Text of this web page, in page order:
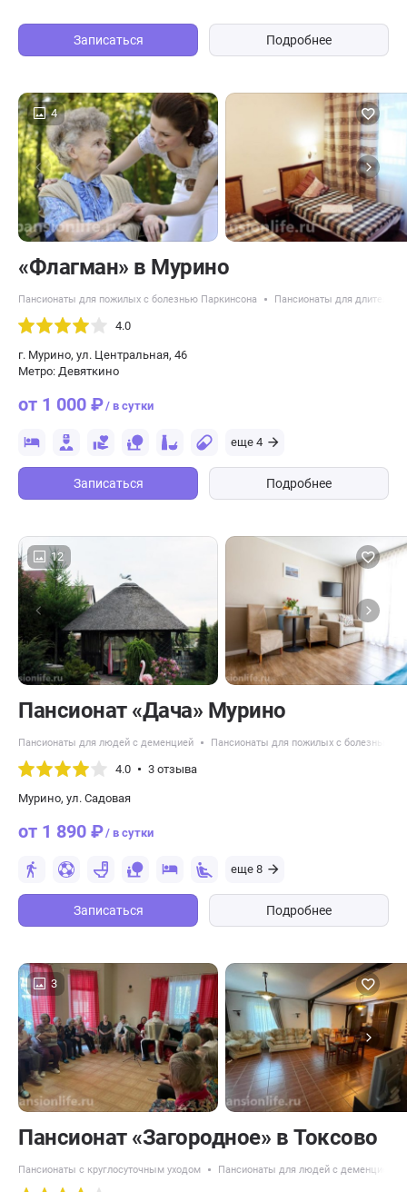
Записаться Подробнее
4
«Флагман» в Мурино
Пансионаты для пожилых с болезнью Паркинсона Пансионаты для
4.0
г. Мурино, ул. Центральная, 46
Метро: Девяткино
от 1 000 ₽/ в сутки
еще 4
Записаться Подробнее
12
Пансионат «Дача» Мурино
Пансионаты для людей с деменцией Пансионаты для пожилых с болезнью
4.0 3 отзыва
Мурино, ул. Садовая
от 1 890 ₽/ в сутки
еще 8
Записаться Подробнее
3
Пансионат «Загородное» в Токсово
Пансионаты с круглосуточным уходом Пансионаты для людей с деменцией